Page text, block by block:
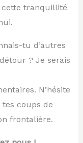
tranquillité
tu d’autres
? Je serais
N’hésite
coups de
frontalière.